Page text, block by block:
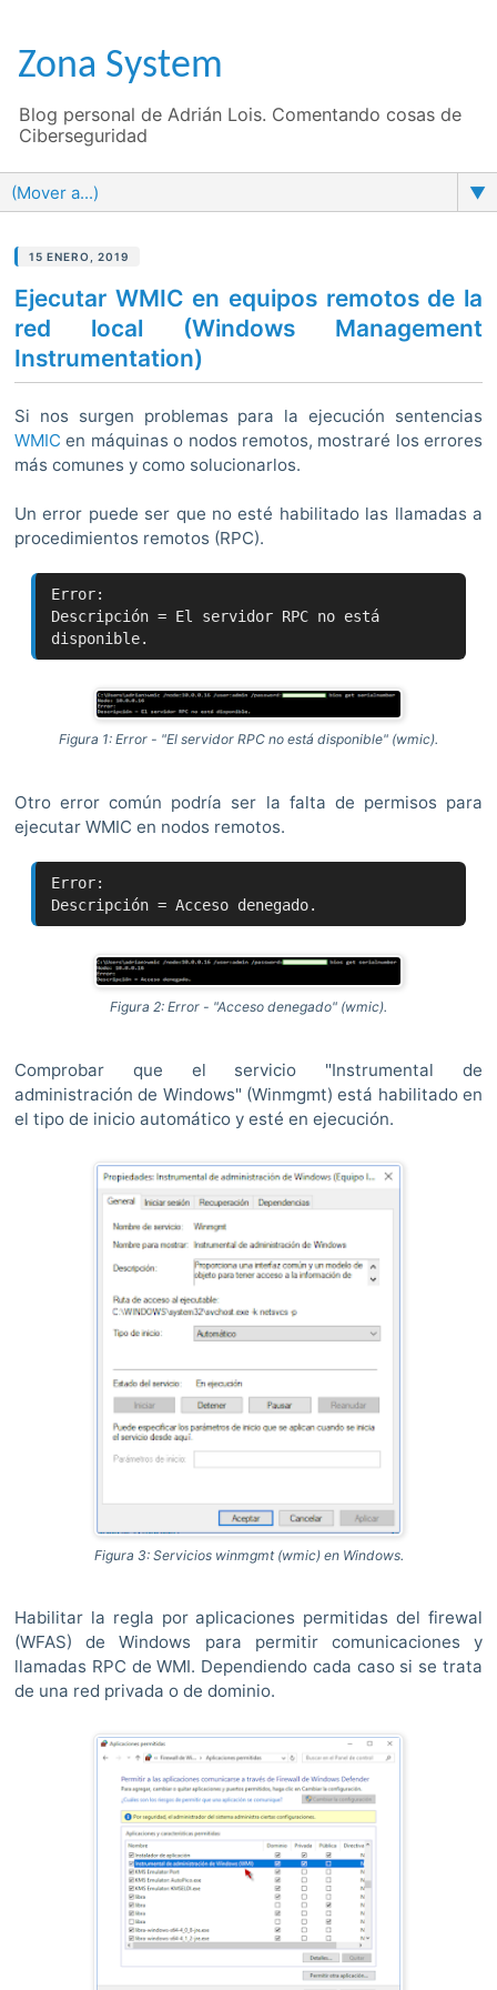
Zona System
Blog personal de Adrián Lois. Comentando cosas de
Ciberseguridad
▼
15 ENERO, 2019
Ejecutar WMIC en equipos remotos de la
red local (Windows Management
Instrumentation)
Si nos surgen problemas para la ejecución sentencias
WMIC en máquinas o nodos remotos, mostraré los errores
más comunes y como solucionarlos.
Un error puede ser que no esté habilitado las llamadas a
procedimientos remotos (RPC).
Error:
Descripción = El servidor RPC no está
disponible.
Figura 1: Error - "El servidor RPC no está disponible" (wmic).
Otro error común podría ser la falta de permisos para
ejecutar WMIC en nodos remotos.
Error:
Descripción = Acceso denegado.
Figura 2: Error - "Acceso denegado" (wmic).
Comprobar que el servicio "Instrumental de
administración de Windows" (Winmgmt) está habilitado en
el tipo de inicio automático y esté en ejecución.
Figura 3: Servicios winmgmt (wmic) en Windows.
Habilitar la regla por aplicaciones permitidas del firewal
(WFAS) de Windows para permitir comunicaciones y
llamadas RPC de WMI. Dependiendo cada caso si se trata
de una red privada o de dominio.